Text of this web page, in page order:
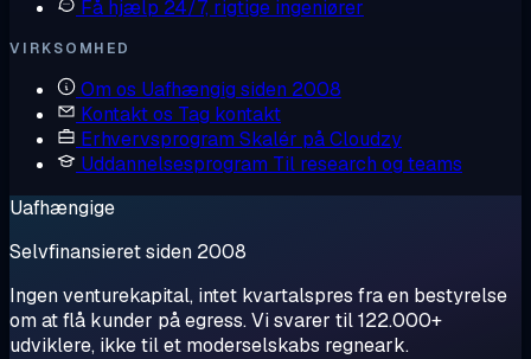
Få hjælp 24/7, rigtige ingeniører
VIRKSOMHED
Om os Uafhængig siden 2008
Kontakt os Tag kontakt
Erhvervsprogram Skalér på Cloudzy
Uddannelsesprogram Til research og teams
Uafhængige
Selvfinansieret siden 2008
Ingen venturekapital, intet kvartalspres fra en bestyrelse
om at flå kunder på egress. Vi svarer til 122.000+
udviklere, ikke til et moderselskabs regneark.